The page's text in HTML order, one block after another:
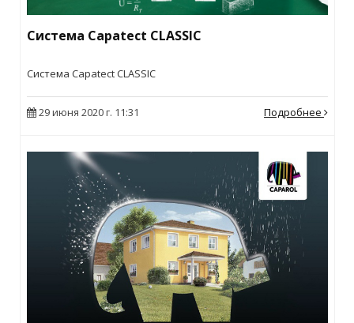
Система Capatect CLASSIC
Система Capatect CLASSIC
29 июня 2020 г. 11:31 Подробнее